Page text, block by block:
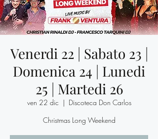
Venerdi 22 | Sabato 23 |
Domenica 24 | Lunedi
25 | Martedi 26
ven 22 dic
  |
Discoteca Don Carlos
Christmas Long Weekend